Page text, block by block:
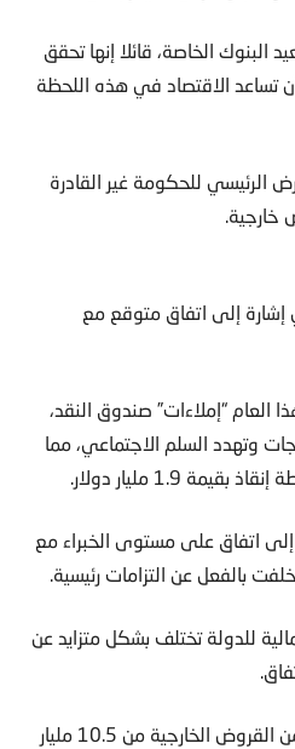
البنوك الخاصة، قائلا إنها تحقق
تساعد الاقتصاد في هذه اللحظة
الرئيسي للحكومة غير القادرة
خارجية.
إلى اتفاق متوقع مع
“إملاءات” صندوق النقد،
وتهدد السلم الاجتماعي، مما
1.9 مليار دولار.
اتفاق على مستوى الخبراء مع
بالفعل عن التزامات رئيسية.
للدولة تختلف بشكل متزايد عن
وسترفع الحكومة احتياجاتها من القروض الخارجية من 10.5 مليار